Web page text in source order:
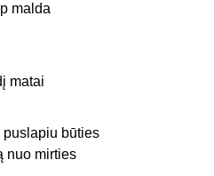
malda
matai
puslapiu būties
nuo mirties